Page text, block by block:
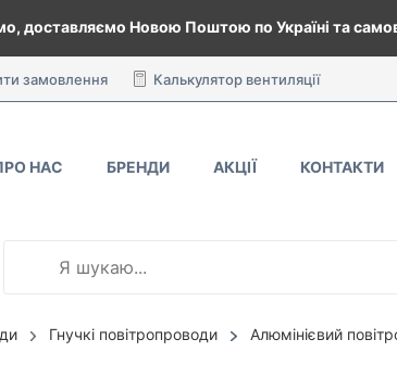
доставляємо Новою Поштою по Україні та
замовлення Калькулятор вентиляції
НАС БРЕНДИ АКЦІЇ КОНТАКТИ
Гнучкі повітропроводи Алюмінієвий